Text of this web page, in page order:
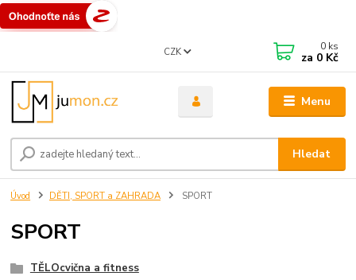
Menu
CZK
Hledat
0 ks
za 0 Kč
Úvod DĚTI, SPORT a ZAHRADA SPORT
SPORT
TĚLOcvična a fitness